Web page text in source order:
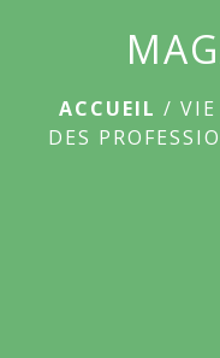
ACCUEIL /
DES